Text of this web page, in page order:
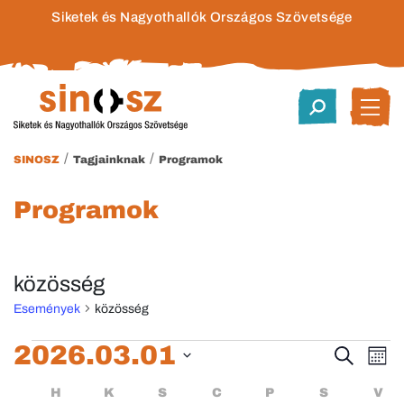
Siketek és Nagyothallók Országos Szövetsége
SINOSZ / Tagjainknak / Programok
Programok
közösség
Események közösség
Események
Keresett
kifejezés
2026.03.01
H HÉTFŐ
K KEDD
S SZERDA
C CSÜTÖRTÖK
P PÉNTEK
S V